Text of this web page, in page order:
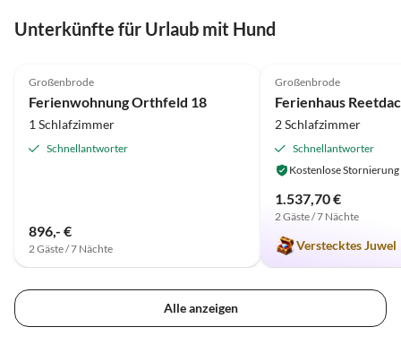
Unterkünfte für Urlaub mit Hund
Großenbrode
Ferienwohnung Orthfeld 18
1 Schlafzimmer
Schnellantworter
896,- €
2 Gäste / 7 Nächte
Großenbrode
2 Schlafzimmer
Schnellantworter
Kostenlose Stornierung
1.537,70 €
2 Gäste / 7 Nächte
Verstecktes Juwel
Alle anzeigen